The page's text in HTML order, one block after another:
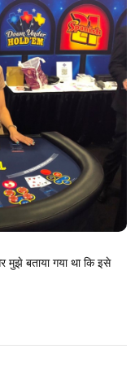
मुझे बताया गया था कि इसे